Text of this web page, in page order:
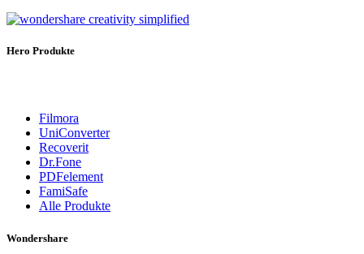
Hero Produkte
Filmora
UniConverter
Recoverit
Dr.Fone
PDFelement
FamiSafe
Alle Produkte
Wondershare